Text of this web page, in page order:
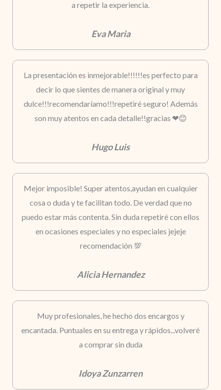
a repetir la experiencia.
Eva Maria
La presentación es inmejorable!!!!!!es perfecto para
decir lo que sientes de manera original y muy
dulce!!!recomendaríamo!!!repetiré seguro! Además
son muy atentos en cada detalle!!gracias ❤😊
Hugo Luis
Mejor imposible! Super atentos,ayudan en cualquier
cosa o duda y te facilitan todo. De verdad que no
puedo estar más contenta. Sin duda repetiré con ellos
en ocasiones especiales y no especiales jejeje
recomendación 💯
Alicia Hernandez
Muy profesionales, he hecho dos encargos y
encantada. Puntuales en su entrega y rápidos...volveré
a comprar sin duda
Idoya Zunzarren